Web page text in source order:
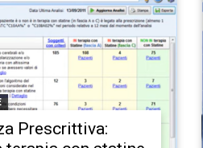
Prescrittiva: